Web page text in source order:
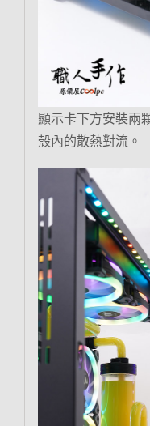
顯示卡下方安裝兩
殼內的散熱對流。